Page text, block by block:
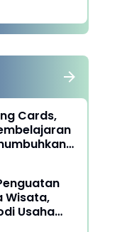
Cards,
Wisata,
Usaha